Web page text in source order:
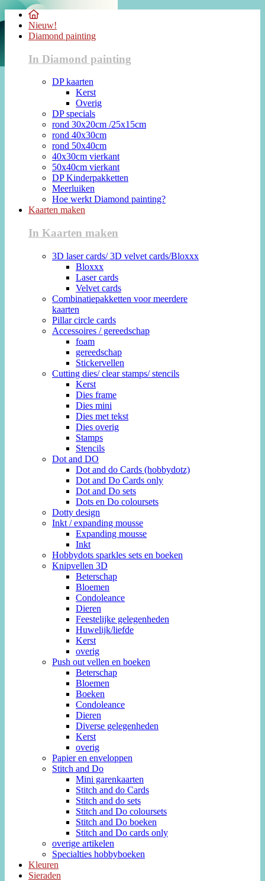
Nieuw!
Diamond painting
In Diamond painting
DP kaarten
Kerst
Overig
DP specials
rond 30x20cm /25x15cm
rond 40x30cm
rond 50x40cm
40x30cm vierkant
50x40cm vierkant
DP Kinderpakketten
Meerluiken
Hoe werkt Diamond painting?
Kaarten maken
In Kaarten maken
3D laser cards/ 3D velvet cards/Bloxxx
Bloxxx
Laser cards
Velvet cards
Combinatiepakketten voor meerdere
kaarten
Pillar circle cards
Accessoires / gereedschap
foam
gereedschap
Stickervellen
Cutting dies/ clear stamps/ stencils
Kerst
Dies frame
Dies mini
Dies met tekst
Dies overig
Stamps
Stencils
Dot and DO
Dot and do Cards (hobbydotz)
Dot and Do Cards only
Dot and Do sets
Dots en Do coloursets
Dotty design
Inkt / expanding mousse
Expanding mousse
Inkt
Hobbydots sparkles sets en boeken
Knipvellen 3D
Beterschap
Bloemen
Condoleance
Dieren
Feestelijke gelegenheden
Huwelijk/liefde
Kerst
overig
Push out vellen en boeken
Beterschap
Bloemen
Boeken
Condoleance
Dieren
Diverse gelegenheden
Kerst
overig
Papier en enveloppen
Stitch and Do
Mini garenkaarten
Stitch and do Cards
Stitch and do sets
Stitch and Do coloursets
Stitch and Do boeken
Stitch and Do cards only
overige artikelen
Specialties hobbyboeken
Kleuren
Sieraden